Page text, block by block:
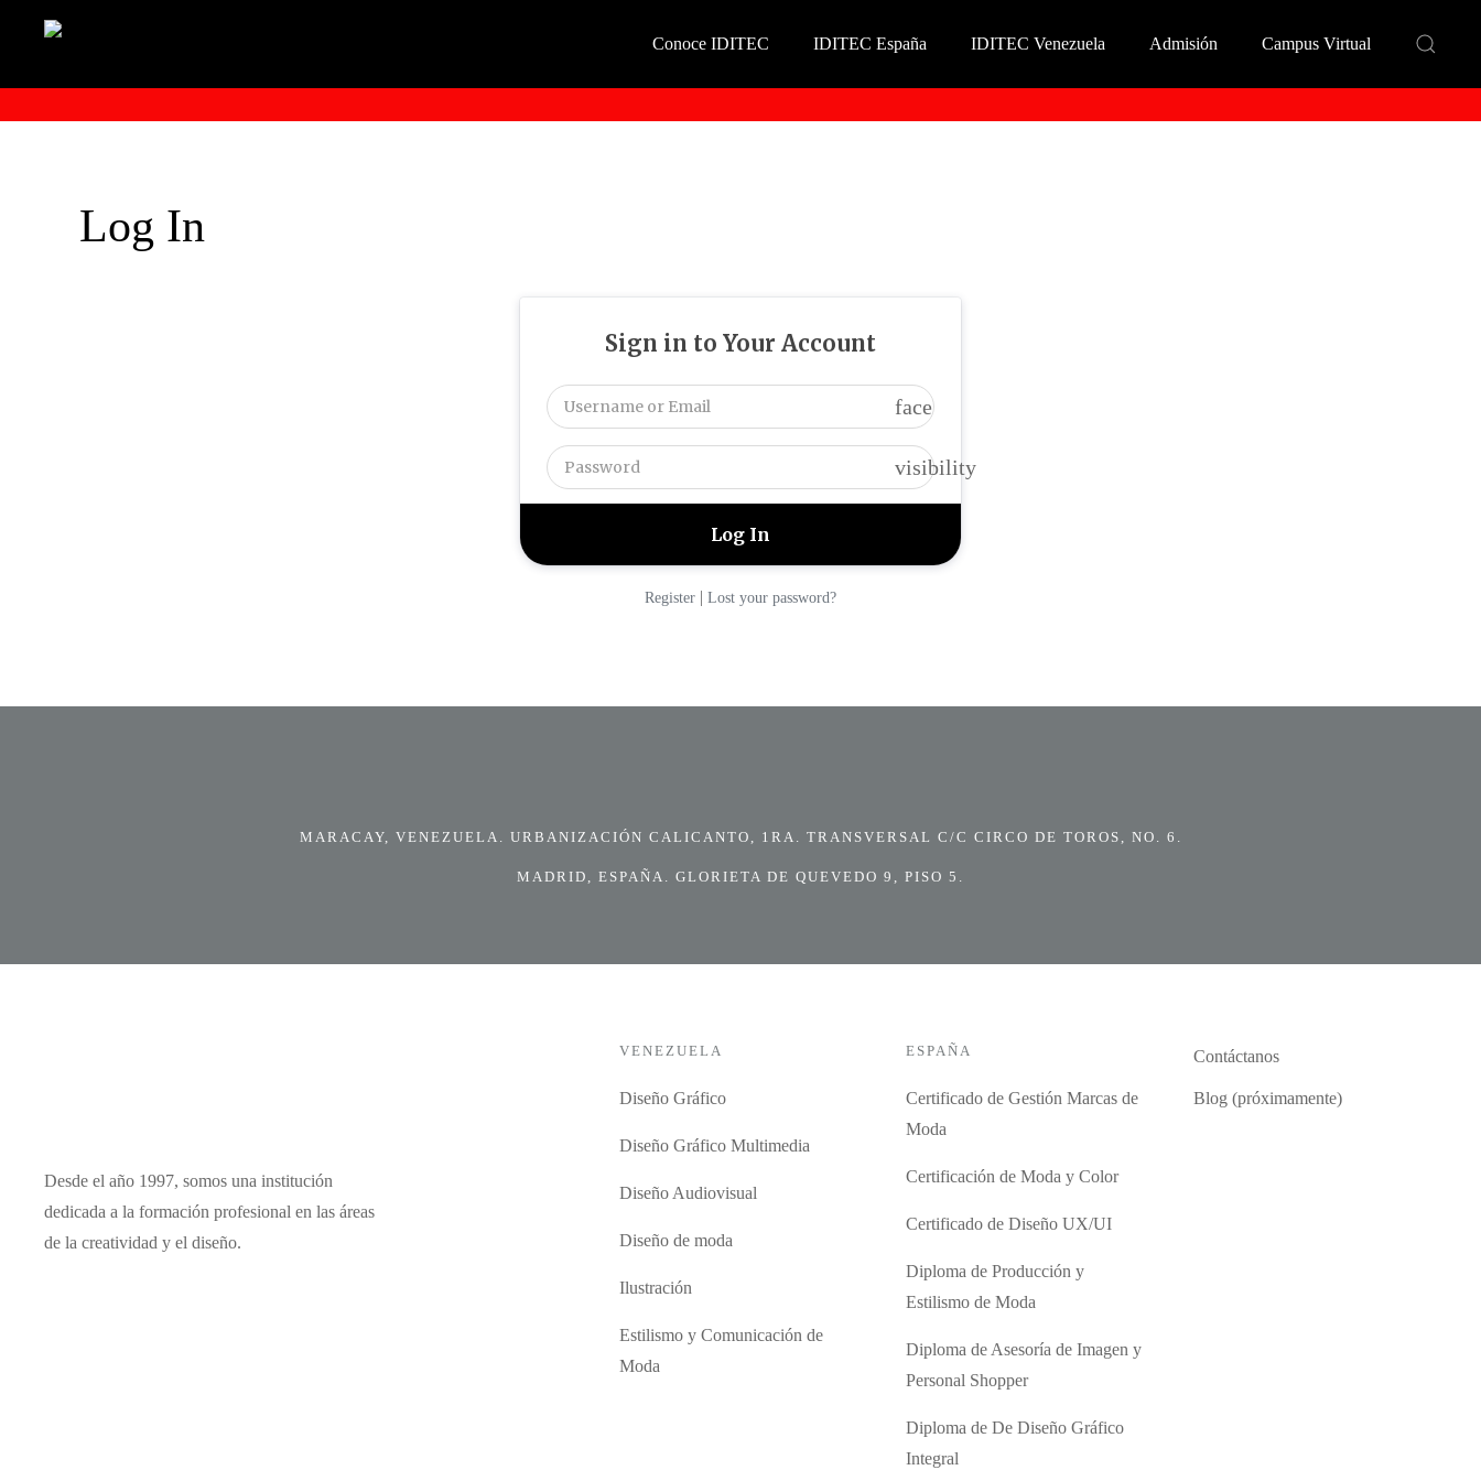
Conoce IDITEC IDITEC España IDITEC Venezuela Admisión Campus Virtual
Log In
Sign in to Your Account
face
visibility
Register | Lost your password?
MARACAY, VENEZUELA. URBANIZACIÓN CALICANTO, 1RA. TRANSVERSAL C/C CIRCO DE TOROS, NO. 6.
MADRID, ESPAÑA. GLORIETA DE QUEVEDO 9, PISO 5.
Desde el año 1997, somos una institución
dedicada a la formación profesional en las áreas
de la creatividad y el diseño.
VENEZUELA
Diseño Gráfico
Diseño Gráfico Multimedia
Diseño Audiovisual
Diseño de moda
Ilustración
Estilismo y Comunicación de
Moda
ESPAÑA
Certificado de Gestión Marcas de
Moda
Certificación de Moda y Color
Certificado de Diseño UX/UI
Diploma de Producción y
Estilismo de Moda
Diploma de Asesoría de Imagen y
Personal Shopper
Diploma de De Diseño Gráfico
Integral
Contáctanos
Blog (próximamente)